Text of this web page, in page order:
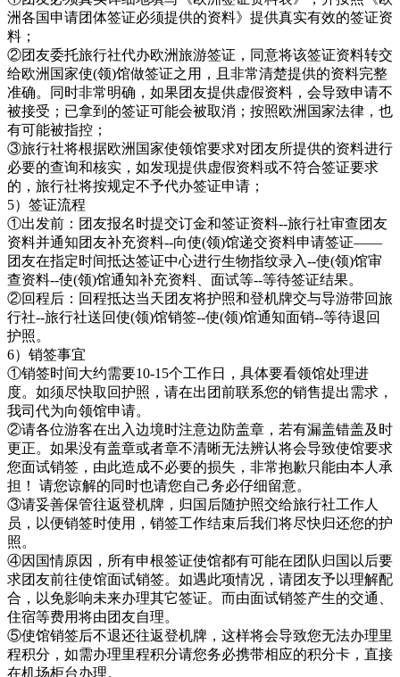
洲各国申请团体签证必须提供的资料》提供真实有效的签证资
料；
②团友委托旅行社代办欧洲旅游签证，同意将该签证资料转交
给欧洲国家使(领)馆做签证之用，且非常清楚提供的资料完整
准确。同时非常明确，如果团友提供虚假资料，会导致申请不
被接受；已拿到的签证可能会被取消；按照欧洲国家法律，也
有可能被指控；
③旅行社将根据欧洲国家使领馆要求对团友所提供的资料进行
必要的查询和核实，如发现提供虚假资料或不符合签证要求
的，旅行社将按规定不予代办签证申请；
5）签证流程
①出发前：团友报名时提交订金和签证资料--旅行社审查团友
资料并通知团友补充资料--向使(领)馆递交资料申请签证——
团友在指定时间抵达签证中心进行生物指纹录入--使(领)馆审
查资料--使(领)馆通知补充资料、面试等--等待签证结果。
②回程后：回程抵达当天团友将护照和登机牌交与导游带回旅
行社--旅行社送回使(领)馆销签--使(领)馆通知面销--等待退回
护照。
6）销签事宜
①销签时间大约需要10-15个工作日，具体要看领馆处理进
度。如须尽快取回护照，请在出团前联系您的销售提出需求，
我司代为向领馆申请。
②请各位游客在出入边境时注意边防盖章，若有漏盖错盖及时
更正。如果没有盖章或者章不清晰无法辨认将会导致使馆要求
您面试销签，由此造成不必要的损失，非常抱歉只能由本人承
担！ 请您谅解的同时也请您自己务必仔细留意。
③请妥善保管往返登机牌，归国后随护照交给旅行社工作人
员，以便销签时使用，销签工作结束后我们将尽快归还您的护
照。
④因国情原因，所有申根签证使馆都有可能在团队归国以后要
求团友前往使馆面试销签。如遇此项情况，请团友予以理解配
合，以免影响未来办理其它签证。而由面试销签产生的交通、
住宿等费用将由团友自理。
⑤使馆销签后不退还往返登机牌，这样将会导致您无法办理里
程积分，如需办理里程积分请您务必携带相应的积分卡，直接
在机场柜台办理。